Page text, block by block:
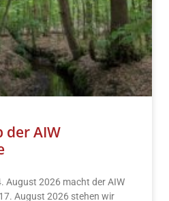
der AIW
August 2026 macht der AIW
August 2026 stehen wir